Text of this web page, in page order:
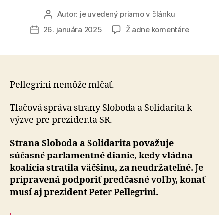
Autor
článku
Autor: je uvedený priamo v článku
Dátum26. januára 2025 Žiadne komentárena
Pellegrini nemôže mlčať.
Tlačová správa strany Sloboda a Solidarita k
výzve pre prezidenta SR.
Strana Sloboda a Solidarita považuje
súčasné par­la­men­tné dianie, kedy vládna
koalícia stratila väčšinu, za neudržateľné. Je
pripravená podporiť predčasné voľby, konať
musí aj prezident Peter Pellegrini.